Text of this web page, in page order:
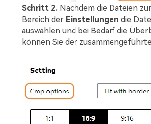
Schritt 2. Nachdem die Dateien
Bereich der Einstellungen die
auswählen und bei Bedarf die
können Sie der